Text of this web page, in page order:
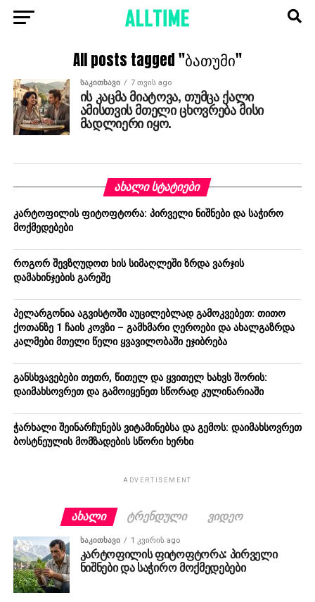
All posts tagged "ბათუმი"
ᲡᲐᲙᲘᲗᲮᲐᲕᲘ 7 თვის ago
ის კაცმა მიატოვა, თუმცა ქალი
ამისთვის მთელი ცხოვრება მისი
მადლიერი იყო.
ᲐᲮᲐᲚᲘ ᲡᲢᲐᲢᲘᲔᲑᲘ
კარტოფილის ფიტოფტორა: პირველი ნიშნები და საჭირო
მოქმედებები
როგორ შევზღუდოთ ხის სიმაღლეში ზრდა ვარჯის
დამახინჯების გარეშე
პელარგონია აგვისტოში აუცილებლად გამოკვებეთ: თითო
ქოთანზე 1 ჩაის კოვზი – გამხმარი ღეროები და ახალგაზრდა
კალმები მთელი წელი ყვავილობაში ეჯიბრება
განსხვავებები თეთრ, წითელ და ყვითელ ხახვს შორის:
დაიმახსოვრეთ და გამოიყენეთ სწორად კულინარიაში
ჭარხალი შეინარჩუნებს ვიტამინებსა და გემოს: დაიმახსოვრეთ
ბოსტნეულის მომზადების სწორი ხერხი
ADVERTISEMENT
ᲐᲮᲐᲚᲘ ᲢᲠᲔᲜᲓᲣᲚᲘ ᲕᲘᲓᲔᲝ
ᲡᲐᲙᲘᲗᲮᲐᲕᲘ 1 კვირის ago
კარტოფილის ფიტოფტორა: პირველი
ნიშნები და საჭირო მოქმედებები